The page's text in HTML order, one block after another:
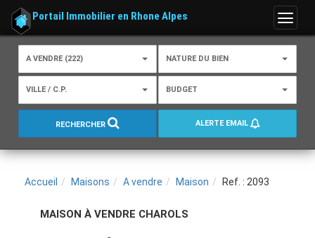
Menu
Portail Immobilier en Rhone Alpes
A VENDRE (222) NATURE DU BIEN
VILLE / C.P. BUDGET
RECHERCHER ALERTE EMAIL
Accueil Maisons A vendre Maison Ref. : 2093
MAISON À VENDRE CHAROLS